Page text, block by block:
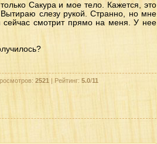
Сакура и мое тело. Кажется, это
слезу рукой. Странно, но мне
сейчас смотрит прямо на меня. У нее
2521 | Рейтинг: 5.0/11